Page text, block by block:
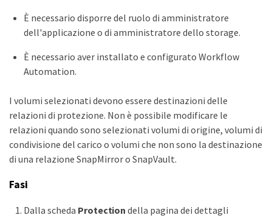
È necessario disporre del ruolo di amministratore
dell'applicazione o di amministratore dello storage.
È necessario aver installato e configurato Workflow
Automation.
I volumi selezionati devono essere destinazioni delle
relazioni di protezione. Non è possibile modificare le
relazioni quando sono selezionati volumi di origine, volumi di
condivisione del carico o volumi che non sono la destinazione
di una relazione SnapMirror o SnapVault.
Fasi
Dalla scheda Protection della pagina dei dettagli